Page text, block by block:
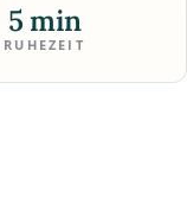
5 min
RUHEZEIT